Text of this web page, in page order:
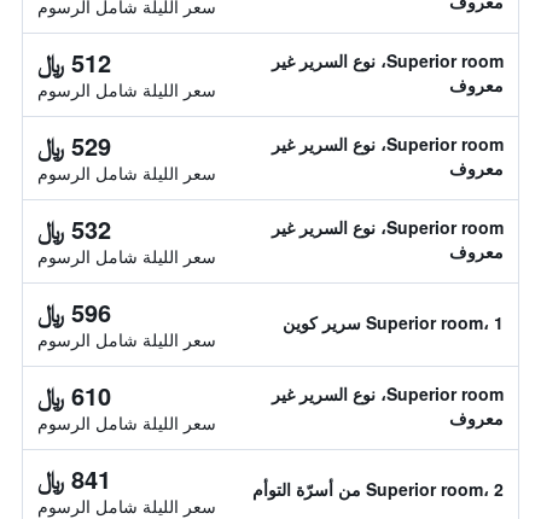
سعر الليلة شامل الرسوم
Superior room، نوع السرير غير
معروف
512 ﷼
سعر الليلة شامل الرسوم
Superior room، نوع السرير غير
معروف
529 ﷼
سعر الليلة شامل الرسوم
Superior room، نوع السرير غير
معروف
532 ﷼
سعر الليلة شامل الرسوم
Superior room، 1 سرير كوين 596 ﷼
سعر الليلة شامل الرسوم
Superior room، نوع السرير غير
معروف
610 ﷼
سعر الليلة شامل الرسوم
Superior room، 2 من أسرّة التوأم 841 ﷼
سعر الليلة شامل الرسوم